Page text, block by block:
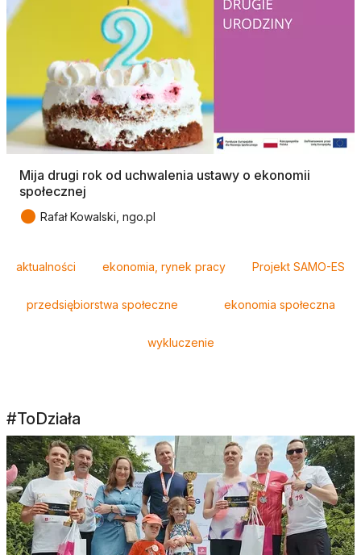
Mija drugi rok od uchwalenia ustawy o ekonomii
społecznej
● Rafał Kowalski, ngo.pl
aktualności ekonomia, rynek pracy Projekt SAMO-ES
przedsiębiorstwa społeczne ekonomia społeczna
wykluczenie
#ToDziała